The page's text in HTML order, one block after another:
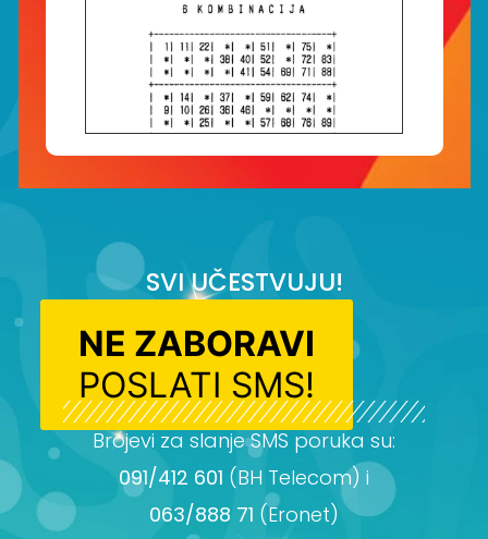
SVI UČESTVUJU!
NE ZABORAVI
POSLATI SMS!
Brojevi za slanje SMS poruka su:
091/412 601 (BH Telecom) i
063/888 71 (Eronet)